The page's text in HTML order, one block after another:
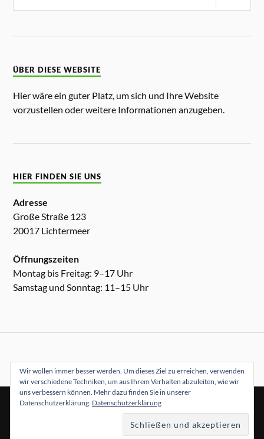
ÜBER DIESE WEBSITE
Hier wäre ein guter Platz, um sich und Ihre Website
vorzustellen oder weitere Informationen anzugeben.
HIER FINDEN SIE UNS
Adresse
Große Straße 123
20017 Lichtermeer
Öffnungszeiten
Montag bis Freitag: 9–17 Uhr
Samstag und Sonntag: 11–15 Uhr
WORDPRESS & THEME ERSTELLT VON
ANDERS NORÉN
Wir wollen immer besser werden. Um dieses Ziel zu erreichen, verwenden
wir verschiedene Techniken, um aus Ihrem Verhalten abzuleiten, wie wir
uns verbessern können. Mehr dazu finden Sie in unserer
Datenschutzerklärung. Datenschutzerklärung